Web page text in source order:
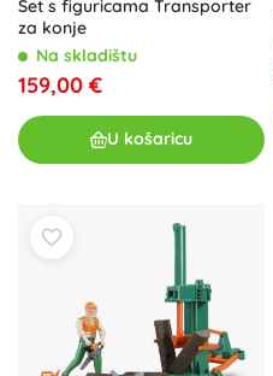
Set s figuricama Transporter
za konje
Na skladištu
159,00 €
U košaricu